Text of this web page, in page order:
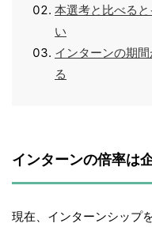
本選考と比べる
い
インターンの期
る
インターンの倍率は
現在、インターンシップ